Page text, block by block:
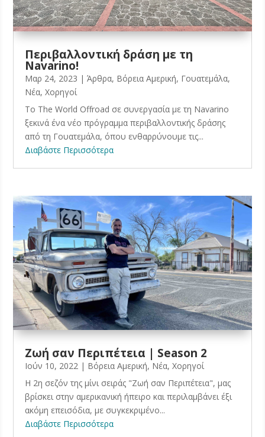
Περιβαλλοντική δράση με τη
Navarino!
Μαρ 24, 2023 |Άρθρα, Βόρεια Αμερική, Γουατεμάλα,
Νέα,Χορηγοί
Το The World Offroad σε συνεργασία με τη Navarino
ξεκινά ένα νέο πρόγραμμα περιβαλλοντικής δράσης
από τη Γουατεμάλα, όπου ενθαρρύνουμε τις...
Διαβάστε Περισσότερα
Ζωή σαν Περιπέτεια | Season 2
Ιούν 10, 2022 | Βόρεια Αμερική, Νέα,Χορηγοί
Η 2η σεζόν της μίνι σειράς "Ζωή σαν Περιπέτεια", μας
βρίσκει στην αμερικανική ήπειρο και περιλαμβάνει έξι
ακόμη επεισόδια, με συγκεκριμένο...
Διαβάστε Περισσότερα